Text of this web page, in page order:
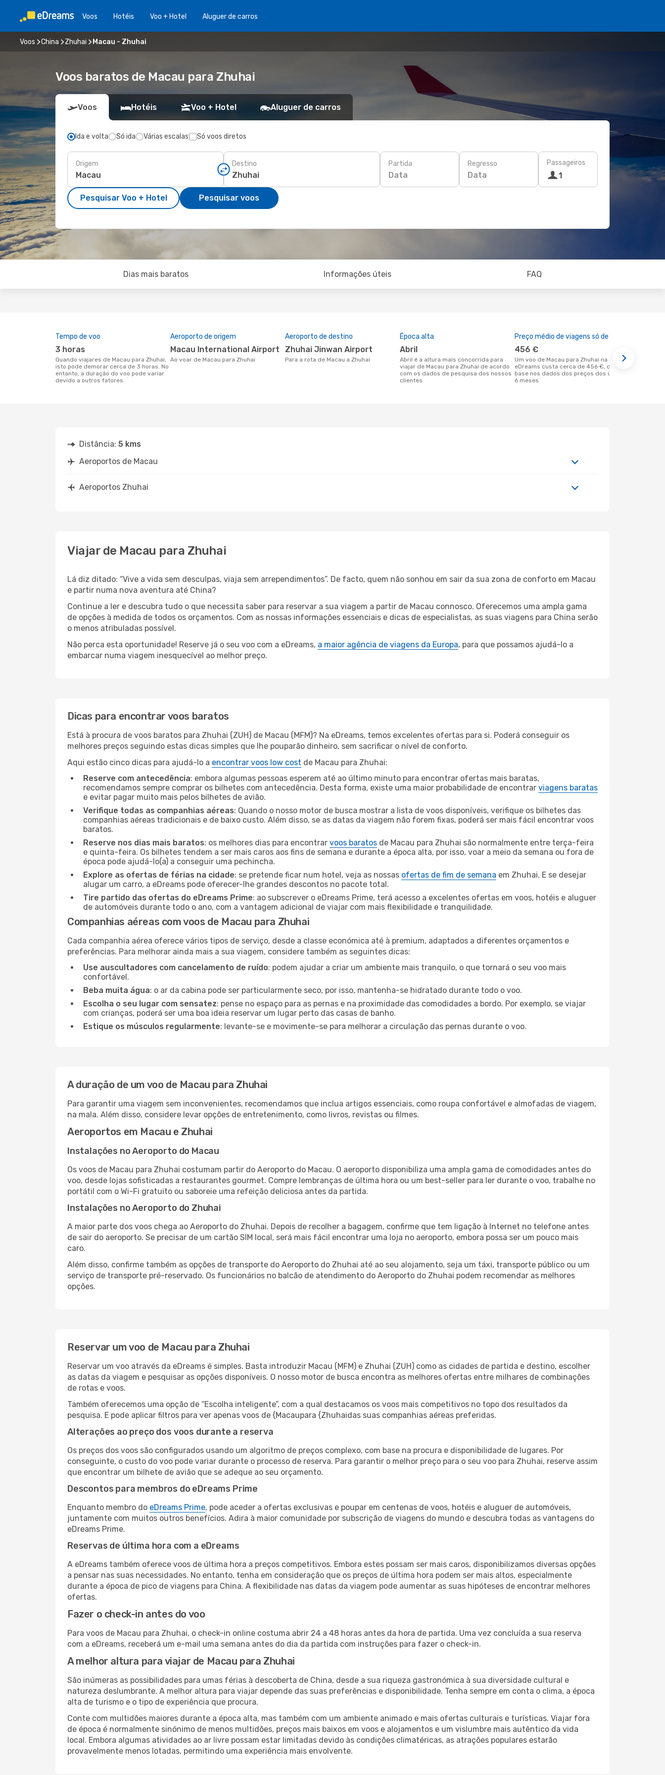
Voos Hotéis Voo + Hotel Aluguer de carros
Voos China Zhuhai Macau - Zhuhai
Voos baratos de Macau para Zhuhai
Voos Hotéis Voo + Hotel Aluguer de carros
Ida e volta Só ida Várias escalas Só voos diretos
Origem Destino Partida
Data
Regresso
Data
Passageiros
1
Pesquisar Voo + Hotel Pesquisar voos
Dias mais baratos Informações úteis FAQ
Tempo de voo
3 horas
Quando viajares de Macau para Zhuhai,
isto pode demorar cerca de 3 horas. No
entanto, a duração do voo pode variar
devido a outros fatores
Aeroporto de origem
Macau International Airport
Ao voar de Macau para Zhuhai
Aeroporto de destino
Zhuhai Jinwan Airport
Para a rota de Macau a Zhuhai
Época alta
abril
abril é a altura mais concorrida para
viajar de Macau para Zhuhai de acordo
com os dados de pesquisa dos nossos
clientes
Preço médio de viagens só de ida
456 €
Um voo de Macau para Zhuhai na
eDreams custa cerca de 456 €, com
base nos dados dos preços dos últimos
6 meses
Distância: 5 kms
Aeroportos de Macau
Aeroportos Zhuhai
Viajar de Macau para Zhuhai
Lá diz ditado: “Vive a vida sem desculpas, viaja sem arrependimentos”. De facto, quem não sonhou em sair da sua zona de conforto em Macau
e partir numa nova aventura até China?
Continue a ler e descubra tudo o que necessita saber para reservar a sua viagem a partir de Macau connosco. Oferecemos uma ampla gama
de opções à medida de todos os orçamentos. Com as nossas informações essenciais e dicas de especialistas, as suas viagens para China serão
o menos atribuladas possível.
Não perca esta oportunidade! Reserve já o seu voo com a eDreams, a maior agência de viagens da Europa, para que possamos ajudá-lo a
embarcar numa viagem inesquecível ao melhor preço.
Dicas para encontrar voos baratos
Está à procura de voos baratos para Zhuhai (ZUH) de Macau (MFM)? Na eDreams, temos excelentes ofertas para si. Poderá conseguir os
melhores preços seguindo estas dicas simples que lhe pouparão dinheiro, sem sacrificar o nível de conforto.
Aqui estão cinco dicas para ajudá-lo a encontrar voos low cost de Macau para Zhuhai:
Reserve com antecedência: embora algumas pessoas esperem até ao último minuto para encontrar ofertas mais baratas,
recomendamos sempre comprar os bilhetes com antecedência. Desta forma, existe uma maior probabilidade de encontrar viagens baratas
e evitar pagar muito mais pelos bilhetes de avião.
Verifique todas as companhias aéreas: Quando o nosso motor de busca mostrar a lista de voos disponíveis, verifique os bilhetes das
companhias aéreas tradicionais e de baixo custo. Além disso, se as datas da viagem não forem fixas, poderá ser mais fácil encontrar voos
baratos.
Reserve nos dias mais baratos: os melhores dias para encontrar voos baratos de Macau para Zhuhai são normalmente entre terça-feira
e quinta-feira. Os bilhetes tendem a ser mais caros aos fins de semana e durante a época alta, por isso, voar a meio da semana ou fora de
época pode ajudá-lo(a) a conseguir uma pechincha.
Explore as ofertas de férias na cidade: se pretende ficar num hotel, veja as nossas ofertas de fim de semana em Zhuhai. E se desejar
alugar um carro, a eDreams pode oferecer-lhe grandes descontos no pacote total.
Tire partido das ofertas do eDreams Prime: ao subscrever o eDreams Prime, terá acesso a excelentes ofertas em voos, hotéis e aluguer
de automóveis durante todo o ano, com a vantagem adicional de viajar com mais flexibilidade e tranquilidade.
Companhias aéreas com voos de Macau para Zhuhai
Cada companhia aérea oferece vários tipos de serviço, desde a classe económica até à premium, adaptados a diferentes orçamentos e
preferências. Para melhorar ainda mais a sua viagem, considere também as seguintes dicas:
Use auscultadores com cancelamento de ruído: podem ajudar a criar um ambiente mais tranquilo, o que tornará o seu voo mais
confortável.
Beba muita água: o ar da cabina pode ser particularmente seco, por isso, mantenha-se hidratado durante todo o voo.
Escolha o seu lugar com sensatez: pense no espaço para as pernas e na proximidade das comodidades a bordo. Por exemplo, se viajar
com crianças, poderá ser uma boa ideia reservar um lugar perto das casas de banho.
Estique os músculos regularmente: levante-se e movimente-se para melhorar a circulação das pernas durante o voo.
A duração de um voo de Macau para Zhuhai
Para garantir uma viagem sem inconvenientes, recomendamos que inclua artigos essenciais, como roupa confortável e almofadas de viagem,
na mala. Além disso, considere levar opções de entretenimento, como livros, revistas ou filmes.
Aeroportos em Macau e Zhuhai
Instalações no Aeroporto do Macau
Os voos de Macau para Zhuhai costumam partir do Aeroporto do Macau. O aeroporto disponibiliza uma ampla gama de comodidades antes do
voo, desde lojas sofisticadas a restaurantes gourmet. Compre lembranças de última hora ou um best-seller para ler durante o voo, trabalhe no
portátil com o Wi-Fi gratuito ou saboreie uma refeição deliciosa antes da partida.
Instalações no Aeroporto do Zhuhai
A maior parte dos voos chega ao Aeroporto do Zhuhai. Depois de recolher a bagagem, confirme que tem ligação à Internet no telefone antes
de sair do aeroporto. Se precisar de um cartão SIM local, será mais fácil encontrar uma loja no aeroporto, embora possa ser um pouco mais
caro.
Além disso, confirme também as opções de transporte do Aeroporto do Zhuhai até ao seu alojamento, seja um táxi, transporte público ou um
serviço de transporte pré-reservado. Os funcionários no balcão de atendimento do Aeroporto do Zhuhai podem recomendar as melhores
opções.
Reservar um voo de Macau para Zhuhai
Reservar um voo através da eDreams é simples. Basta introduzir Macau (MFM) e Zhuhai (ZUH) como as cidades de partida e destino, escolher
as datas da viagem e pesquisar as opções disponíveis. O nosso motor de busca encontra as melhores ofertas entre milhares de combinações
de rotas e voos.
Também oferecemos uma opção de “Escolha inteligente”, com a qual destacamos os voos mais competitivos no topo dos resultados da
pesquisa. E pode aplicar filtros para ver apenas voos de {Macaupara {Zhuhaidas suas companhias aéreas preferidas.
Alterações ao preço dos voos durante a reserva
Os preços dos voos são configurados usando um algoritmo de preços complexo, com base na procura e disponibilidade de lugares. Por
conseguinte, o custo do voo pode variar durante o processo de reserva. Para garantir o melhor preço para o seu voo para Zhuhai, reserve assim
que encontrar um bilhete de avião que se adeque ao seu orçamento.
Descontos para membros do eDreams Prime
Enquanto membro do eDreams Prime, pode aceder a ofertas exclusivas e poupar em centenas de voos, hotéis e aluguer de automóveis,
juntamente com muitos outros benefícios. Adira à maior comunidade por subscrição de viagens do mundo e descubra todas as vantagens do
eDreams Prime.
Reservas de última hora com a eDreams
A eDreams também oferece voos de última hora a preços competitivos. Embora estes possam ser mais caros, disponibilizamos diversas opções
a pensar nas suas necessidades. No entanto, tenha em consideração que os preços de última hora podem ser mais altos, especialmente
durante a época de pico de viagens para China. A flexibilidade nas datas da viagem pode aumentar as suas hipóteses de encontrar melhores
ofertas.
Fazer o check-in antes do voo
Para voos de Macau para Zhuhai, o check-in online costuma abrir 24 a 48 horas antes da hora de partida. Uma vez concluída a sua reserva
com a eDreams, receberá um e-mail uma semana antes do dia da partida com instruções para fazer o check-in.
A melhor altura para viajar de Macau para Zhuhai
São inúmeras as possibilidades para umas férias à descoberta de China, desde a sua riqueza gastronómica à sua diversidade cultural e
natureza deslumbrante. A melhor altura para viajar depende das suas preferências e disponibilidade. Tenha sempre em conta o clima, a época
alta de turismo e o tipo de experiência que procura.
Conte com multidões maiores durante a época alta, mas também com um ambiente animado e mais ofertas culturais e turísticas. Viajar fora
de época é normalmente sinónimo de menos multidões, preços mais baixos em voos e alojamentos e um vislumbre mais autêntico da vida
local. Embora algumas atividades ao ar livre possam estar limitadas devido às condições climatéricas, as atrações populares estarão
provavelmente menos lotadas, permitindo uma experiência mais envolvente.